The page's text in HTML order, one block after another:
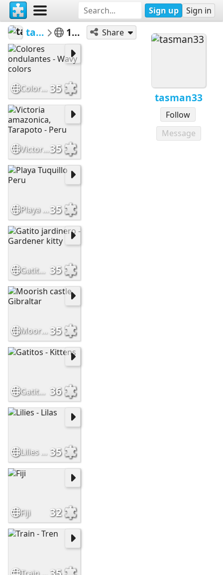
Sign up Sign in
tasman33
Follow
Message
tasman33 100 a 399 Share
Colores ondulantes - Wavy colors 35
Victoria amazonica, Tarapoto - Peru35
Playa Tuquillo Peru35
Gatito jardinero - Gardener kitty 35
Moorish castle, Gibraltar 35
Gatitos - Kittens 36
Lilies - Lilas 35
Fiji 32